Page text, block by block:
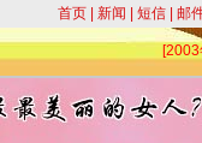
首页 新闻 短信 邮